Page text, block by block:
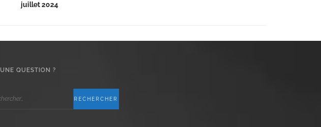
juillet 2024
UNE QUESTION ?